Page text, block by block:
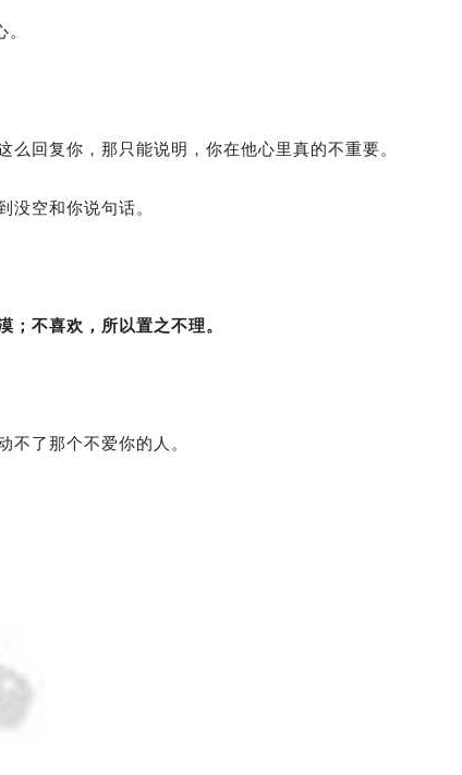
回复你，那只能说明，你在他心里真的不重要。
空和你说句话。
不喜欢，所以置之不理。
了那个不爱你的人。